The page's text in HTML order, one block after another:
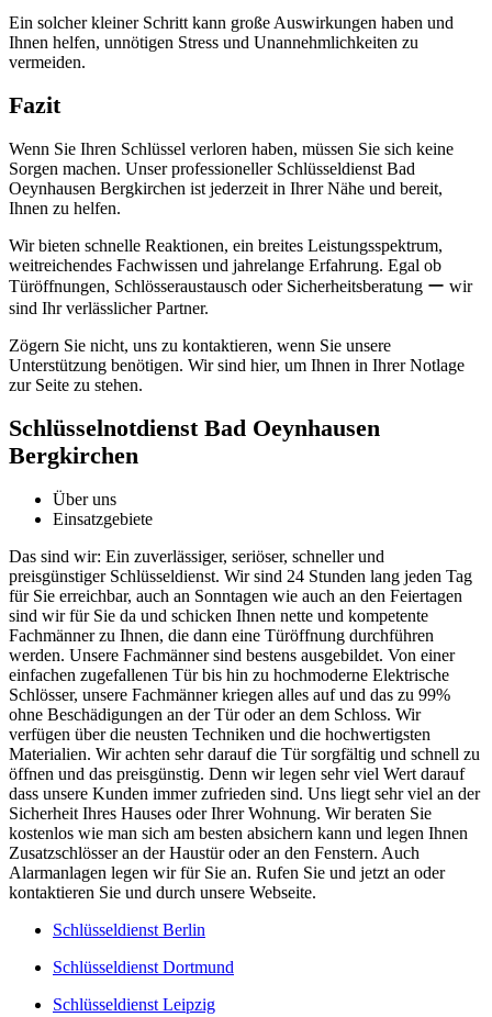
Ein solcher kleiner Schritt kann große Auswirkungen haben und
Ihnen helfen, unnötigen Stress und Unannehmlichkeiten zu
vermeiden.​
Fazit
Wenn Sie Ihren Schlüssel verloren haben, müssen Sie sich keine
Sorgen machen.​ Unser professioneller Schlüsseldienst Bad
Oeynhausen Bergkirchen ist jederzeit in Ihrer Nähe und bereit,
Ihnen zu helfen.​
Wir bieten schnelle Reaktionen, ein breites Leistungsspektrum,
weitreichendes Fachwissen und jahrelange Erfahrung.​ Egal ob
Türöffnungen, Schlösseraustausch oder Sicherheitsberatung ー wir
sind Ihr verlässlicher Partner.​
Zögern Sie nicht, uns zu kontaktieren, wenn Sie unsere
Unterstützung benötigen.​ Wir sind hier, um Ihnen in Ihrer Notlage
zur Seite zu stehen.​
Schlüsselnotdienst Bad Oeynhausen
Bergkirchen
Über uns
Einsatzgebiete
Das sind wir: Ein zuverlässiger, seriöser, schneller und
preisgünstiger Schlüsseldienst. Wir sind 24 Stunden lang jeden Tag
für Sie erreichbar, auch an Sonntagen wie auch an den Feiertagen
sind wir für Sie da und schicken Ihnen nette und kompetente
Fachmänner zu Ihnen, die dann eine Türöffnung durchführen
werden. Unsere Fachmänner sind bestens ausgebildet. Von einer
einfachen zugefallenen Tür bis hin zu hochmoderne Elektrische
Schlösser, unsere Fachmänner kriegen alles auf und das zu 99%
ohne Beschädigungen an der Tür oder an dem Schloss. Wir
verfügen über die neusten Techniken und die hochwertigsten
Materialien. Wir achten sehr darauf die Tür sorgfältig und schnell zu
öffnen und das preisgünstig. Denn wir legen sehr viel Wert darauf
dass unsere Kunden immer zufrieden sind. Uns liegt sehr viel an der
Sicherheit Ihres Hauses oder Ihrer Wohnung. Wir beraten Sie
kostenlos wie man sich am besten absichern kann und legen Ihnen
Zusatzschlösser an der Haustür oder an den Fenstern. Auch
Alarmanlagen legen wir für Sie an. Rufen Sie und jetzt an oder
kontaktieren Sie und durch unsere Webseite.
Schlüsseldienst Berlin
Schlüsseldienst Dortmund
Schlüsseldienst Leipzig